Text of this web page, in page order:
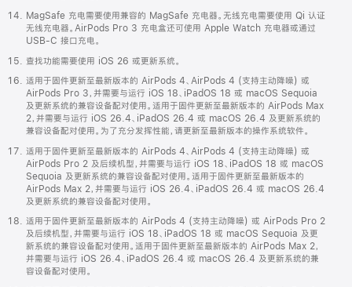
MagSafe 充电需要使用兼容的 MagSafe 充电器。无线充电需要使用 Qi 认证
无线充电器。AirPods Pro 3 充电盒还可使用 Apple Watch 充电器或通过
USB-C 接口充电。
查找功能需要使用 iOS 26 或更新系统。
适用于固件更新至最新版本的 AirPods 4、AirPods 4 (支持主动降噪) 或
AirPods Pro 3，并需要与运行 iOS 18、iPadOS 18 或 macOS Sequoia
及更新系统的兼容设备配对使用。适用于固件更新至最新版本的 AirPods Max
2，并需要与运行 iOS 26.4、iPadOS 26.4 或 macOS 26.4 及更新系统的
兼容设备配对使用。为了充分发挥性能，请更新至最新版本的操作系统软件。
适用于固件更新至最新版本的 AirPods 4、AirPods 4 (支持主动降噪) 或
AirPods Pro 2 及后续机型，并需要与运行 iOS 18、iPadOS 18 或 macOS
Sequoia 及更新系统的兼容设备配对使用。适用于固件更新至最新版本的
AirPods Max 2，并需要与运行 iOS 26.4、iPadOS 26.4 或 macOS 26.4
及更新系统的兼容设备配对使用。
适用于固件更新至最新版本的 AirPods 4 (支持主动降噪) 或 AirPods Pro 2
及后续机型，并需要与运行 iOS 18、iPadOS 18 或 macOS Sequoia 及更
新系统的兼容设备配对使用。适用于固件更新至最新版本的 AirPods Max 2，
并需要与运行 iOS 26.4、iPadOS 26.4 或 macOS 26.4 及更新系统的兼
容设备配对使用。